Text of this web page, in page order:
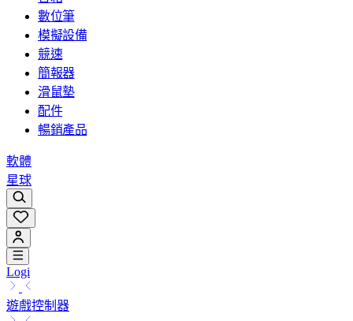
數位筆
模擬設備
競速
簡報器
滑鼠墊
配件
暢銷產品
軟體
星球
Logi
遊戲控制器